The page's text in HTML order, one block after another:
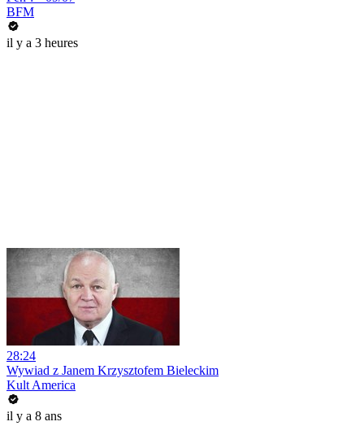
BFM
il y a 3 heures
28:24
Wywiad z Janem Krzysztofem Bieleckim
Kult America
il y a 8 ans